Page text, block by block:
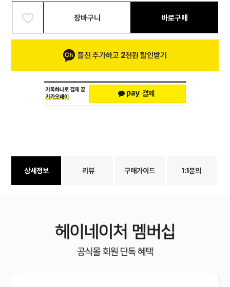
장바구니 바로구매
플친 추가하고 2천원 할인받기
상세정보 리뷰 구매가이드 1:1문의